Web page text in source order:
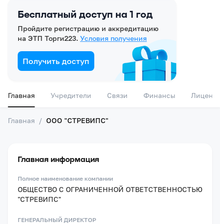
Бесплатный доступ на 1 год
Пройдите регистрацию и аккредитацию
на ЭТП Торги223. Условия получения
Получить доступ
Главная Учредители Связи Финансы
Главная / ООО "СТРЕВИПС"
Главная информация
Полное наименование компании
ОБЩЕСТВО С ОГРАНИЧЕННОЙ ОТВЕТСТВЕННОСТЬЮ
"СТРЕВИПС"
ГЕНЕРАЛЬНЫЙ ДИРЕКТОР